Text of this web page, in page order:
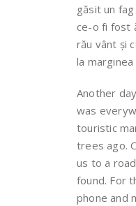
găsit un
ce-o fi fost
rău vânt și
la marginea
Another
was
touristic
trees ago.
us to a
found. For
phone and